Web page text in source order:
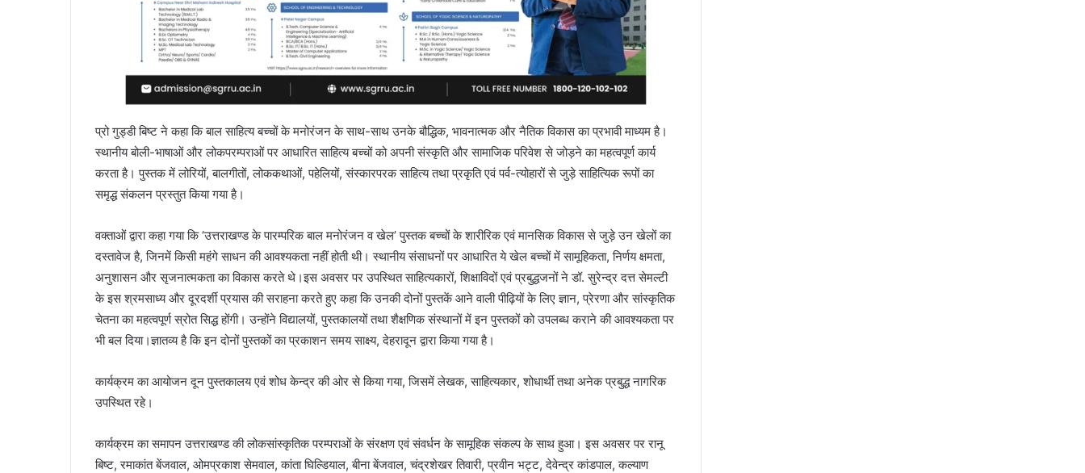
प्रो गुड्डी बिष्ट ने कहा कि बाल साहित्य बच्चों के मनोरंजन के साथ-साथ उनके बौद्धिक, भावनात्मक और नैतिक विकास का प्रभावी माध्यम है।
स्थानीय बोली-भाषाओं और लोकपरम्पराओं पर आधारित साहित्य बच्चों को अपनी संस्कृति और सामाजिक परिवेश से जोड़ने का महत्वपूर्ण कार्य
करता है। पुस्तक में लोरियों, बालगीतों, लोककथाओं, पहेलियों, संस्कारपरक साहित्य तथा प्रकृति एवं पर्व-त्योहारों से जुड़े साहित्यिक रूपों का
समृद्ध संकलन प्रस्तुत किया गया है।
वक्ताओं द्वारा कहा गया कि ‘उत्तराखण्ड के पारम्परिक बाल मनोरंजन व खेल’ पुस्तक बच्चों के शारीरिक एवं मानसिक विकास से जुड़े उन खेलों का
दस्तावेज है, जिनमें किसी महंगे साधन की आवश्यकता नहीं होती थी। स्थानीय संसाधनों पर आधारित ये खेल बच्चों में सामूहिकता, निर्णय क्षमता,
अनुशासन और सृजनात्मकता का विकास करते थे।इस अवसर पर उपस्थित साहित्यकारों, शिक्षाविदों एवं प्रबुद्धजनों ने डॉ. सुरेन्द्र दत्त सेमल्टी
के इस श्रमसाध्य और दूरदर्शी प्रयास की सराहना करते हुए कहा कि उनकी दोनों पुस्तकें आने वाली पीढ़ियों के लिए ज्ञान, प्रेरणा और सांस्कृतिक
चेतना का महत्वपूर्ण स्रोत सिद्ध होंगी। उन्होंने विद्यालयों, पुस्तकालयों तथा शैक्षणिक संस्थानों में इन पुस्तकों को उपलब्ध कराने की आवश्यकता पर
भी बल दिया।ज्ञातव्य है कि इन दोनों पुस्तकों का प्रकाशन समय साक्ष्य, देहरादून द्वारा किया गया है।
कार्यक्रम का आयोजन दून पुस्तकालय एवं शोध केन्द्र की ओर से किया गया, जिसमें लेखक, साहित्यकार, शोधार्थी तथा अनेक प्रबुद्ध नागरिक
उपस्थित रहे।
कार्यक्रम का समापन उत्तराखण्ड की लोकसांस्कृतिक परम्पराओं के संरक्षण एवं संवर्धन के सामूहिक संकल्प के साथ हुआ। इस अवसर पर रानू
बिष्ट, रमाकांत बेंजवाल, ओमप्रकाश सेमवाल, कांता घिल्डियाल, बीना बेंजवाल, चंद्रशेखर तिवारी, प्रवीन भट्ट, देवेन्द्र कांडपाल, कल्याण